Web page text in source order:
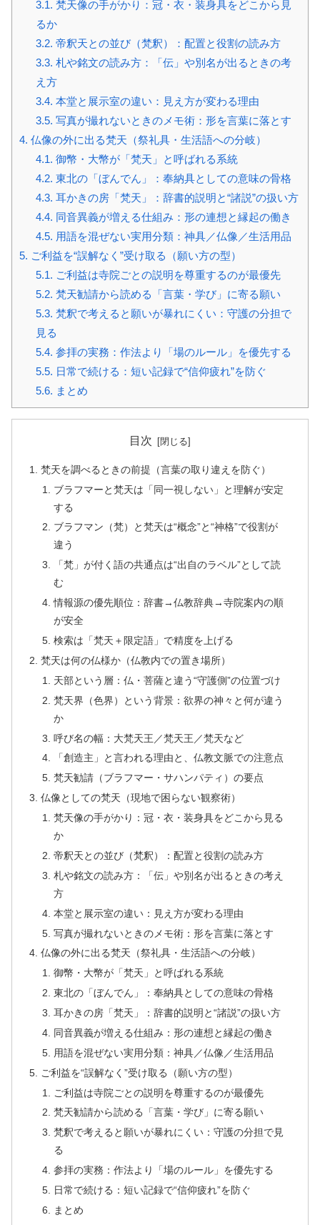
3.1. 梵天像の手がかり：冠・衣・装身具をどこから見
るか
3.2. 帝釈天との並び（梵釈）：配置と役割の読み方
3.3. 札や銘文の読み方：「伝」や別名が出るときの考
え方
3.4. 本堂と展示室の違い：見え方が変わる理由
3.5. 写真が撮れないときのメモ術：形を言葉に落とす
4. 仏像の外に出る梵天（祭礼具・生活語への分岐）
4.1. 御幣・大幣が「梵天」と呼ばれる系統
4.2. 東北の「ぼんでん」：奉納具としての意味の骨格
4.3. 耳かきの房「梵天」：辞書的説明と“諸説”の扱い方
4.4. 同音異義が増える仕組み：形の連想と縁起の働き
4.5. 用語を混ぜない実用分類：神具／仏像／生活用品
5. ご利益を“誤解なく”受け取る（願い方の型）
5.1. ご利益は寺院ごとの説明を尊重するのが最優先
5.2. 梵天勧請から読める「言葉・学び」に寄る願い
5.3. 梵釈で考えると願いが暴れにくい：守護の分担で
見る
5.4. 参拝の実務：作法より「場のルール」を優先する
5.5. 日常で続ける：短い記録で“信仰疲れ”を防ぐ
5.6. まとめ
目次
梵天を調べるときの前提（言葉の取り違えを防ぐ）
ブラフマーと梵天は「同一視しない」と理解が安定
する
ブラフマン（梵）と梵天は“概念”と“神格”で役割が
違う
「梵」が付く語の共通点は“出自のラベル”として読
む
情報源の優先順位：辞書→仏教辞典→寺院案内の順
が安全
検索は「梵天＋限定語」で精度を上げる
梵天は何の仏様か（仏教内での置き場所）
天部という層：仏・菩薩と違う“守護側”の位置づけ
梵天界（色界）という背景：欲界の神々と何が違う
か
呼び名の幅：大梵天王／梵天王／梵天など
「創造主」と言われる理由と、仏教文脈での注意点
梵天勧請（ブラフマー・サハンパティ）の要点
仏像としての梵天（現地で困らない観察術）
梵天像の手がかり：冠・衣・装身具をどこから見る
か
帝釈天との並び（梵釈）：配置と役割の読み方
札や銘文の読み方：「伝」や別名が出るときの考え
方
本堂と展示室の違い：見え方が変わる理由
写真が撮れないときのメモ術：形を言葉に落とす
仏像の外に出る梵天（祭礼具・生活語への分岐）
御幣・大幣が「梵天」と呼ばれる系統
東北の「ぼんでん」：奉納具としての意味の骨格
耳かきの房「梵天」：辞書的説明と“諸説”の扱い方
同音異義が増える仕組み：形の連想と縁起の働き
用語を混ぜない実用分類：神具／仏像／生活用品
ご利益を“誤解なく”受け取る（願い方の型）
ご利益は寺院ごとの説明を尊重するのが最優先
梵天勧請から読める「言葉・学び」に寄る願い
梵釈で考えると願いが暴れにくい：守護の分担で見
る
参拝の実務：作法より「場のルール」を優先する
日常で続ける：短い記録で“信仰疲れ”を防ぐ
まとめ